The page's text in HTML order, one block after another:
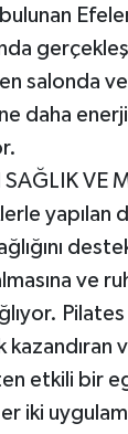
salonda
daha
SAĞLIK VE
yapılan
ve
Pilates
etkili bir
iki